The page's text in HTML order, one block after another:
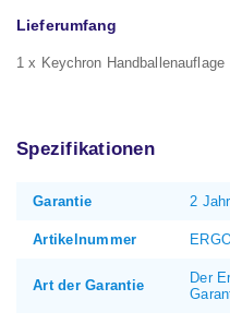
Lieferumfang
1 x Keychron Handballenauflage
Spezifikationen
Garantie 2
Artikelnummer
Art der Garantie
Der